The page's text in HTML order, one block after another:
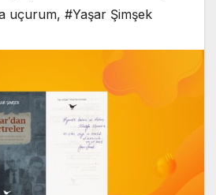
uçurum, #Yaşar Şimşek